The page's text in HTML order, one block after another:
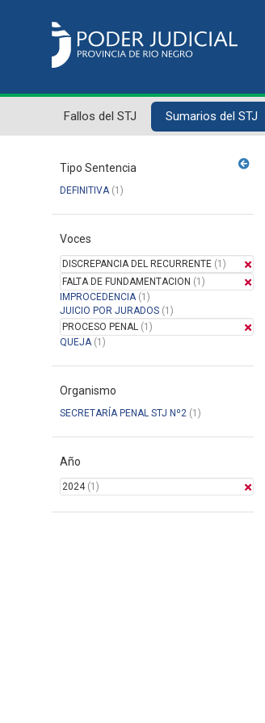
Fallos del STJ Sumarios del STJ
Tipo Sentencia
DEFINITIVA(1)
Voces
DISCREPANCIA DEL RECURRENTE (1)
FALTA DE FUNDAMENTACION (1)
IMPROCEDENCIA(1)
JUICIO POR JURADOS (1)
PROCESO PENAL (1)
QUEJA(1)
Organismo
SECRETARÍA PENAL STJ Nº2 (1)
Año
2024(1)